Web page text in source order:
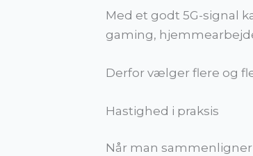
Med et godt 5G-signal
gaming,
Derfor vælger flere og
Hastighed i praksis
Når man